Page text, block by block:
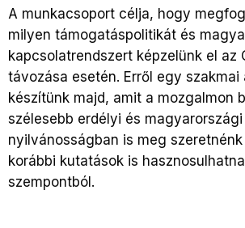
A munkacsoport célja, hogy
milyen támogatáspolitikát és
kapcsolatrendszert képzelünk el az
távozása esetén. Erről egy szakmai
készítünk majd, amit a mozgalmon
szélesebb erdélyi és magyarországi
nyilvánosságban is meg
korábbi kutatások is
szempontból.